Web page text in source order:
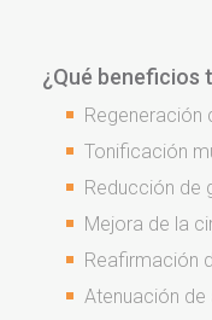
¿Qué beneficios
Regeneración
Tonificación
Reducción de
Mejora de la
Reafirmación
Atenuación de